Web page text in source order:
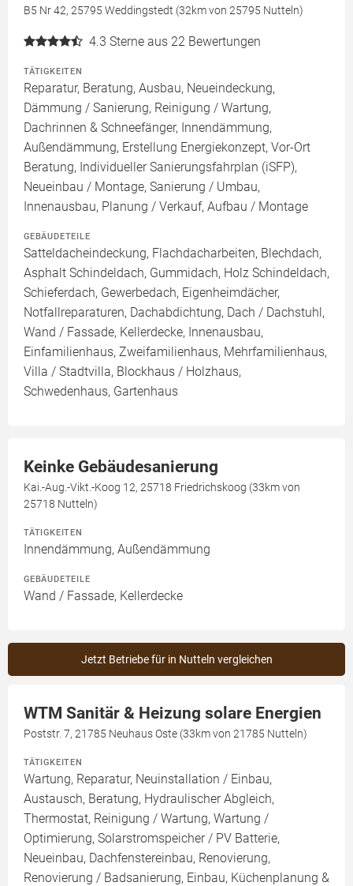
B5 Nr 42, 25795 Weddingstedt (32km von 25795 Nutteln)
4.3 Sterne aus 22 Bewertungen
TÄTIGKEITEN
Reparatur, Beratung, Ausbau, Neueindeckung,
Dämmung / Sanierung, Reinigung / Wartung,
Dachrinnen & Schneefänger, Innendämmung,
Außendämmung, Erstellung Energiekonzept, Vor-Ort
Beratung, Individueller Sanierungsfahrplan (iSFP),
Neueinbau / Montage, Sanierung / Umbau,
Innenausbau, Planung / Verkauf, Aufbau / Montage
GEBÄUDETEILE
Satteldacheindeckung, Flachdacharbeiten, Blechdach,
Asphalt Schindeldach, Gummidach, Holz Schindeldach,
Schieferdach, Gewerbedach, Eigenheimdächer,
Notfallreparaturen, Dachabdichtung, Dach / Dachstuhl,
Wand / Fassade, Kellerdecke, Innenausbau,
Einfamilienhaus, Zweifamilienhaus, Mehrfamilienhaus,
Villa / Stadtvilla, Blockhaus / Holzhaus,
Schwedenhaus, Gartenhaus
Keinke Gebäudesanierung
Kai.-Aug.-Vikt.-Koog 12, 25718 Friedrichskoog (33km von
25718 Nutteln)
TÄTIGKEITEN
Innendämmung, Außendämmung
GEBÄUDETEILE
Wand / Fassade, Kellerdecke
Jetzt Betriebe für in Nutteln vergleichen
WTM Sanitär & Heizung solare Energien
Poststr. 7, 21785 Neuhaus Oste (33km von 21785 Nutteln)
TÄTIGKEITEN
Wartung, Reparatur, Neuinstallation / Einbau,
Austausch, Beratung, Hydraulischer Abgleich,
Thermostat, Reinigung / Wartung, Wartung /
Optimierung, Solarstromspeicher / PV Batterie,
Neueinbau, Dachfenstereinbau, Renovierung,
Renovierung / Badsanierung, Einbau, Küchenplanung &